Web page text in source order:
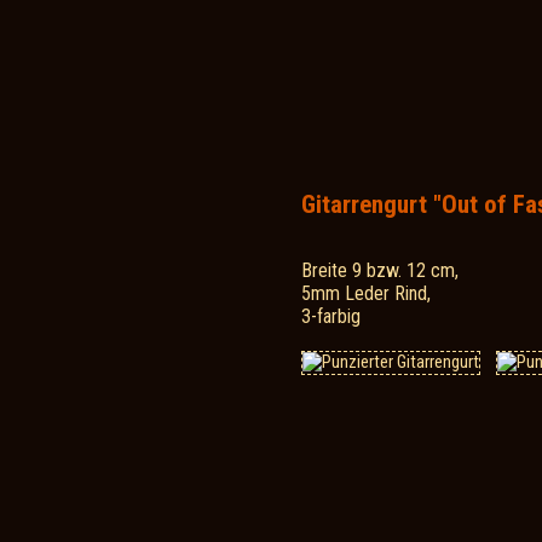
Gitarrengurt "Out of
Breite 9 bzw. 12 cm,
5mm Leder Rind,
3-farbig